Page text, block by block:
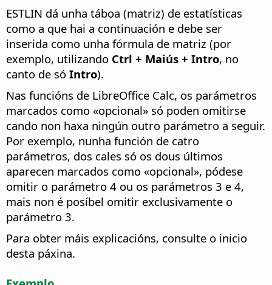
ESTLIN dá unha táboa (matriz) de estatísticas
como a que hai a continuación e debe ser
inserida como unha fórmula de matriz (por
exemplo, utilizando Ctrl + Maiús + Intro, no
canto de só Intro).
Nas funcións de LibreOffice Calc, os parámetros
marcados como «opcional» só poden omitirse
cando non haxa ningún outro parámetro a seguir.
Por exemplo, nunha función de catro
parámetros, dos cales só os dous últimos
aparecen marcados como «opcional», pódese
omitir o parámetro 4 ou os parámetros 3 e 4,
mais non é posíbel omitir exclusivamente o
parámetro 3.
Para obter máis explicacións, consulte o inicio
desta páxina.